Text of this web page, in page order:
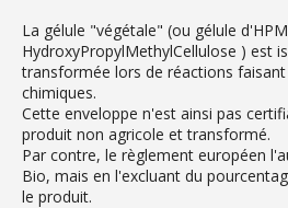
La gélule "végétale" (ou gélule
HydroxyPropylMethylCellulose ) est
transformée lors de réactions
chimiques.
Cette enveloppe n'est ainsi pas
produit non agricole et transformé.
Par contre, le règlement européen
Bio, mais en l'excluant du
le produit.